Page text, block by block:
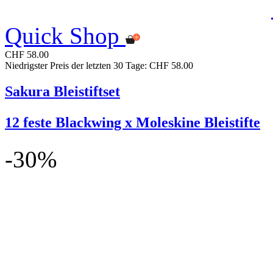
Quick Shop
CHF 58.00
Niedrigster Preis der letzten 30 Tage: CHF 58.00
Sakura Bleistiftset
12 feste Blackwing x Moleskine Bleistifte
-30%